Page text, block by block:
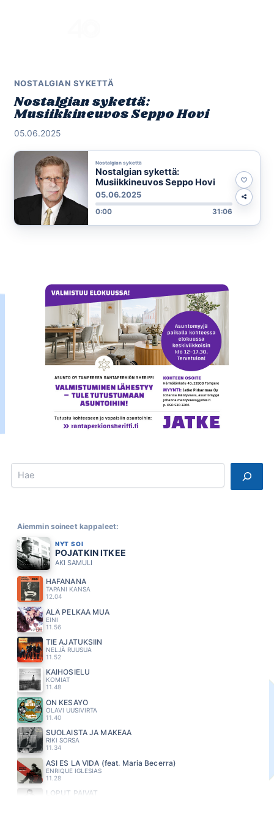
NOSTALGIAN SYKETTÄ
Nostalgian sykettä:
Musiikkineuvos Seppo Hovi
05.06.2025
Nostalgian sykettä
Nostalgian sykettä:
Musiikkineuvos Seppo Hovi
05.06.2025
0:00 31:06
Search
Aiemmin soineet kappaleet:
NYT SOI
POJATKIN ITKEE
AKI SAMULI
HAFANANA
TAPANI KANSA
12.04
ÄLÄ PELKÄÄ MUA
EINI
11.56
TIE AJATUKSIIN
NELJÄ RUUSUA
11.52
KAIHOSIELU
KOMIAT
11.48
ON KESÄYÖ
OLAVI UUSIVIRTA
11.40
SUOLAISTA JA MAKEAA
RIKI SORSA
11.34
ASI ES LA VIDA (feat. Maria Becerra)
ENRIQUE IGLESIAS
11.28
LOPUT PÄIVÄT